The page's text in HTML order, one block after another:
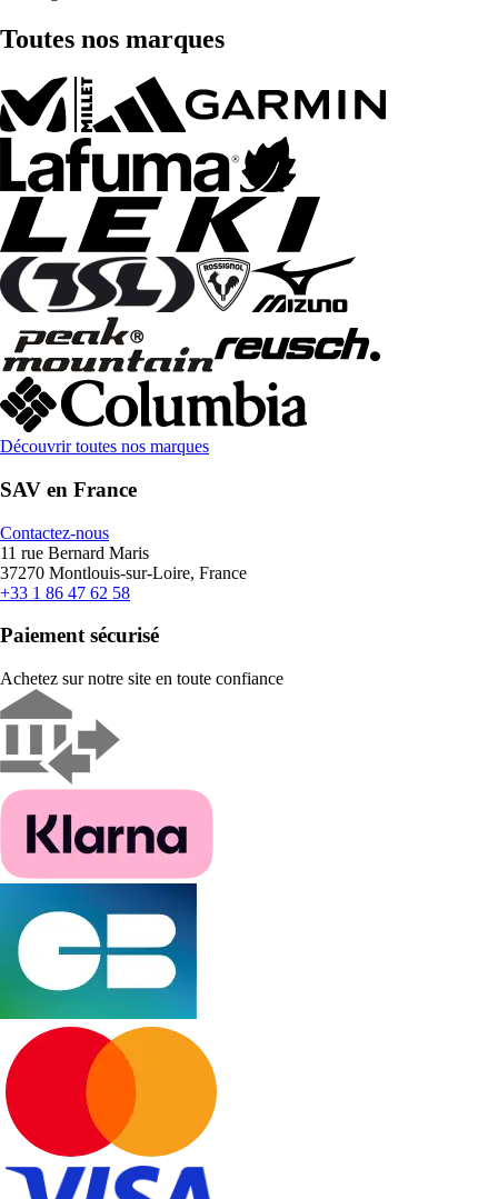
Toutes nos marques
Découvrir toutes nos marques
SAV en France
Contactez-nous
11 rue Bernard Maris
37270 Montlouis-sur-Loire, France
+33 1 86 47 62 58
Paiement sécurisé
Achetez sur notre site en toute confiance